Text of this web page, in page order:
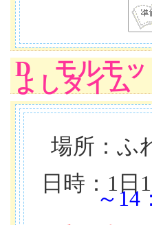
D モルモッ
よしタイム
場所：ふ
日時：1日
～